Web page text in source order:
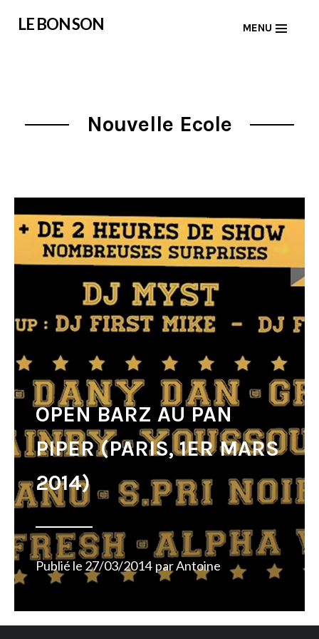
LE BON SON MENU
Nouvelle Ecole
OPEN BARZ AU PAN
PIPER (PARIS, 1ER MARS
2014)
Publié le 27/03/2014 parAntoine